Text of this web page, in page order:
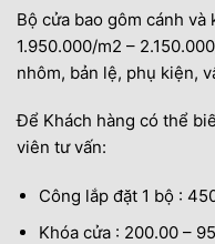
Bộ cửa bao gôm cánh
1.950.000/m2 –
nhôm, bản lệ, phụ kiện,
Để Khách hàng có thể
viên tư vấn:
Công lắp đặt 1 bộ :
Khóa cửa : 200.00 –